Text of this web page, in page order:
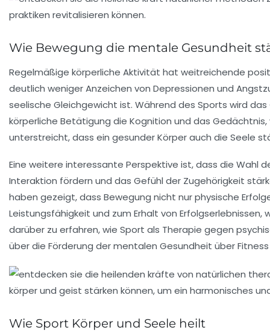
Wie Bewegung die mentale Gesundheit
Regelmäßige körperliche Aktivität hat weitreichende
deutlich weniger Anzeichen von Depressionen und
seelische Gleichgewicht ist. Während des Sports wird
körperliche Betätigung die Kognition und das Gedächtnis,
unterstreicht, dass ein gesunderKörperauch die Seele
Eine weitere interessante Perspektive ist, dass die Wahl
Interaktion fördern und das Gefühl der Zugehörigkeit
haben gezeigt, dass Bewegung nicht nur physische
Leistungsfähigkeit und zum Erhalt von
darüber zu erfahren, wie Sport als Therapie gegen
über die Förderung der mentalen Gesundheit über
Wie Sport Körper und Seele heilt